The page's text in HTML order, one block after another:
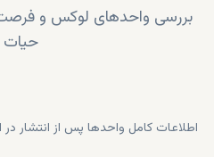
بررسی واحدهای لوکس و
حیات ۴
اطلاعات کامل واحدها پس از انتشار